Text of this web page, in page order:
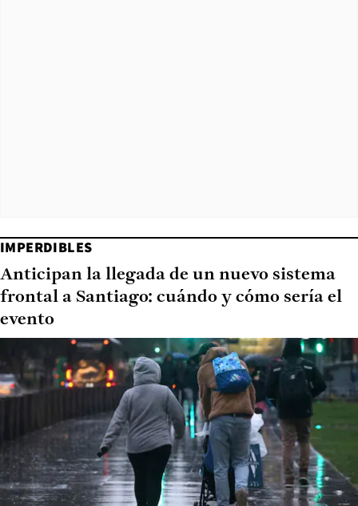
IMPERDIBLES
Anticipan la llegada de un nuevo sistema
frontal a Santiago: cuándo y cómo sería el
evento